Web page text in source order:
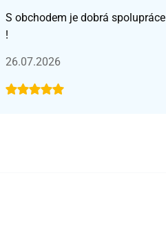
S obchodem je dobrá spolupráce
!
26.07.2026